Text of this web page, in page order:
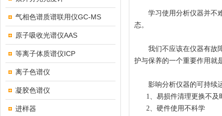
气相色谱质谱联用仪GC-MS
原子吸收光谱仪AAS
等离子体质谱仪ICP
离子色谱仪
凝胶色谱仪
进样器
学习使用分析仪器并不难
态。
我们不应该在仪器有故障
护与保养的一个重要作用就
影响分析仪器的可持续
1、易损件清理更换不及
2、硬件使用不科学